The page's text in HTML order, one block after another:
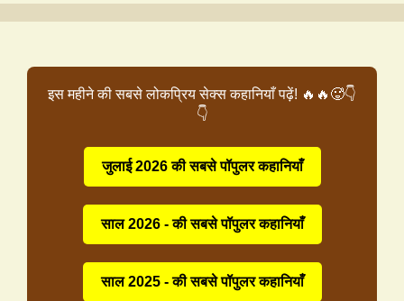
इस महीने की सबसे लोकप्रिय सेक्स कहानियाँ पढ़ें! 🔥🔥🥵👇
👇
जुलाई 2026 की सबसे पॉपुलर कहानियाँ
साल 2026 - की सबसे पॉपुलर कहानियाँ
साल 2025 - की सबसे पॉपुलर कहानियाँ